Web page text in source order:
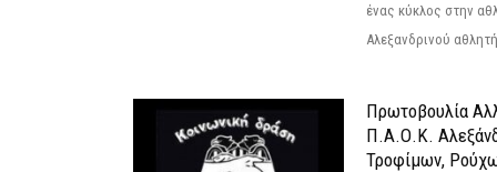
ένας κύκλος στην
Αλεξανδρινού
Πρωτοβουλία
Π.Α.Ο.Κ.
Τροφίμων,